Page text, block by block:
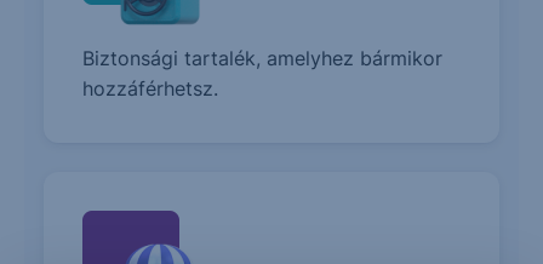
Biztonsági tartalék, amelyhez bármikor
hozzáférhetsz.